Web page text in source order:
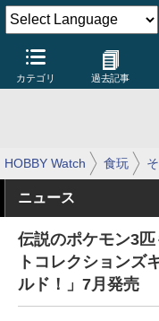
カテゴリ 過去記事
HOBBY Watch 食玩
ニュース
伝説のポケモン3
トコレクションズ
ルド！」7月発売